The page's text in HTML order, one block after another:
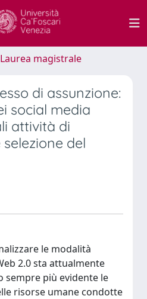
Laurea magistrale
di assunzione:
social media
attività di
del
le modalità
2.0 sta attualmente
sempre più evidente le
risorse umane condotte